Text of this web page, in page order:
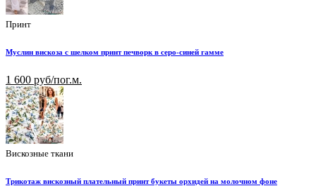
Принт
Муслин вискоза с шелком принт печворк в серо-синей гамме
1 600 руб/пог.м.
Вискозные ткани
Трикотаж вискозный плательный принт букеты орхидей на молочном фоне